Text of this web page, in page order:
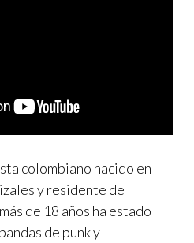
colombiano nacido en
y residente de
de 18 años ha estado
de punk y